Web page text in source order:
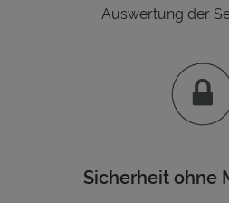
Auswertung der
Sicherheit ohne